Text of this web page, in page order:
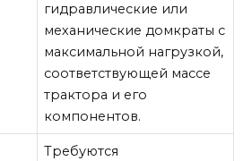
гидравлические или
механические домкраты с
максимальной нагрузкой,
соответствующей массе
трактора и его
компонентов.
Требуются